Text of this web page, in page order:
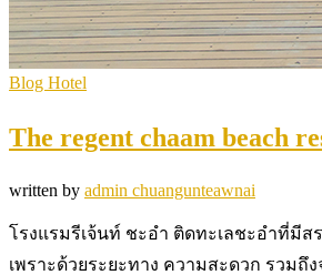
Blog Hotel
The regent chaam beach
written by admin chuangunteawnai
โรงแรมรีเจ้นท์ ชะอำ ติดทะเลชะอำที่มี
เพราะด้วยระยะทาง ความสะดวก รวมถึ